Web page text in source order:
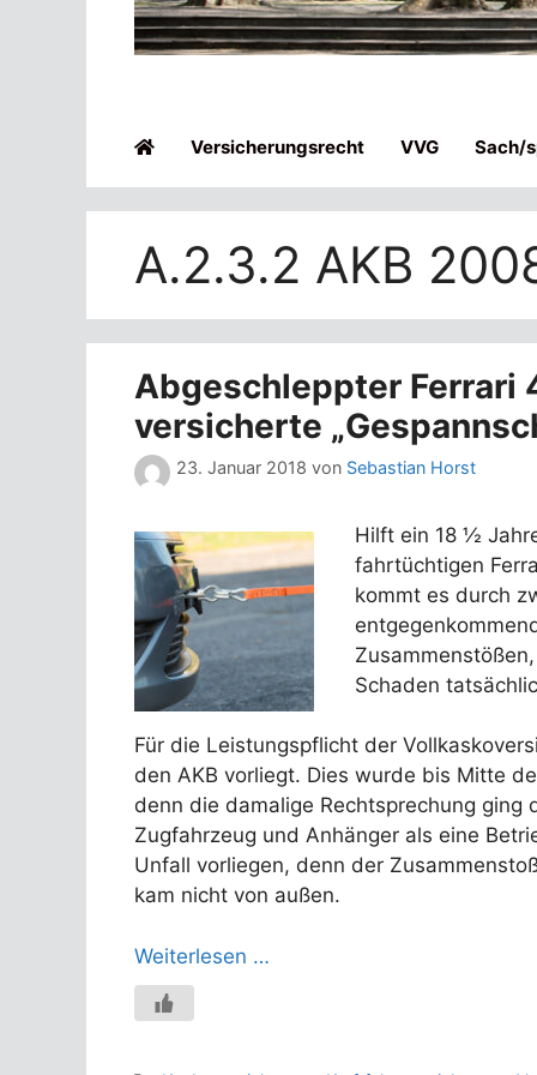
Versicherungsrecht VVG Sach/
A.2.3.2 AKB
Abgeschleppter Ferrari
versicherte
23. Januar 2018 von Sebastian Horst
Hilft ein 18 ½
fahrtüchtigen
kommt es durch
Schaden
Für die Leistungspflicht der
den AKB vorliegt. Dies wurde bis Mitte
denn die damalige Rechtsprechung
Zugfahrzeug und Anhänger als eine
Unfall vorliegen, denn der
kam nicht von außen.
Weiterlesen …